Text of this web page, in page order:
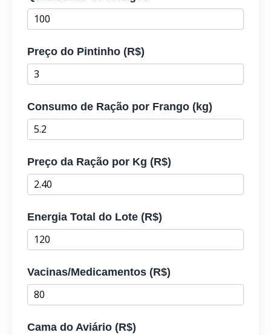
Preço do Pintinho (R$)
Consumo de Ração por Frango (kg)
Preço da Ração por Kg (R$)
Energia Total do Lote (R$)
Vacinas/Medicamentos (R$)
Cama do Aviário (R$)